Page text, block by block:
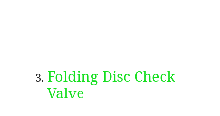
Folding Disc Check
Valve